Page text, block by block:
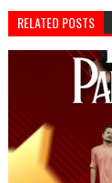
RELATED POSTS